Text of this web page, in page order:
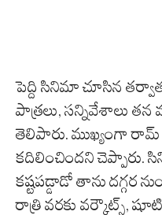
పెద్ది సినిమా చూసిన
పాత్రలు, సన్నివేశాలు
తెలిపారు. ముఖ్యంగా
కదిలించిందని చెప్పారు.
కష్టపడ్డాడో తాను దగ్గర
రాత్రి వరకు వర్కౌట్స్,